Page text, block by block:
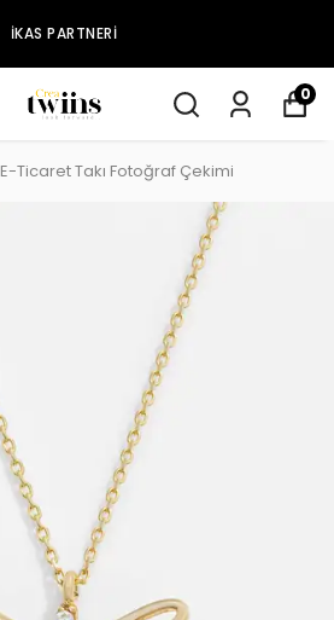
IKAS PARTNERI
0
E-Ticaret Takı Fotoğraf Çekimi